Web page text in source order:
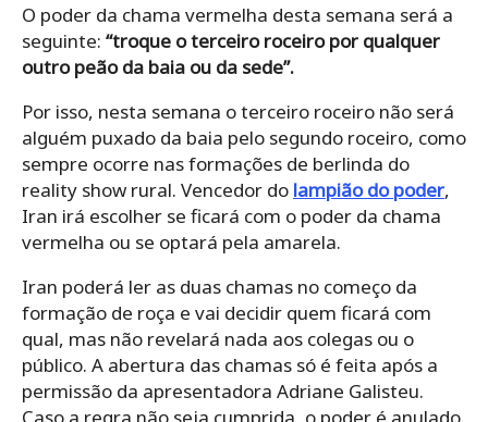
O poder da chama vermelha desta semana será a
seguinte: “troque o terceiro roceiro por qualquer
outro peão da baia ou da sede”.
Por isso, nesta semana o terceiro roceiro não será
alguém puxado da baia pelo segundo roceiro, como
sempre ocorre nas formações de berlinda do
reality show rural. Vencedor do lampião do poder,
Iran irá escolher se ficará com o poder da chama
vermelha ou se optará pela amarela.
Iran poderá ler as duas chamas no começo da
formação de roça e vai decidir quem ficará com
qual, mas não revelará nada aos colegas ou o
público. A abertura das chamas só é feita após a
permissão da apresentadora Adriane Galisteu.